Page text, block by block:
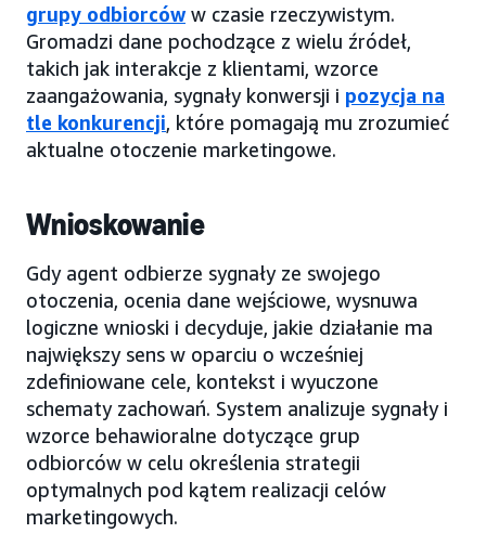
grupy odbiorcóww czasie rzeczywistym.
Gromadzi dane pochodzące z wielu źródeł,
takich jak interakcje z klientami, wzorce
zaangażowania, sygnały konwersji i pozycja na
tle konkurencji, które pomagają mu zrozumieć
aktualne otoczenie marketingowe.
Wnioskowanie
Gdy agent odbierze sygnały ze swojego
otoczenia, ocenia dane wejściowe, wysnuwa
logiczne wnioski i decyduje, jakie działanie ma
największy sens w oparciu o wcześniej
zdefiniowane cele, kontekst i wyuczone
schematy zachowań. System analizuje sygnały i
wzorce behawioralne dotyczące grup
odbiorców w celu określenia strategii
optymalnych pod kątem realizacji celów
marketingowych.